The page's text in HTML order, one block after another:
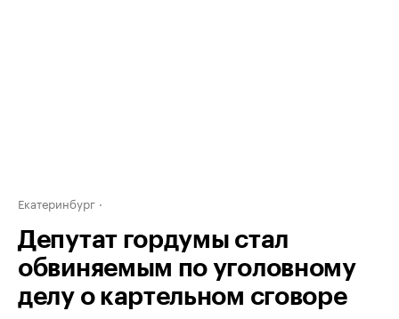
Екатеринбург
Депутат гордумы стал
обвиняемым по уголовному
делу о картельном сговоре